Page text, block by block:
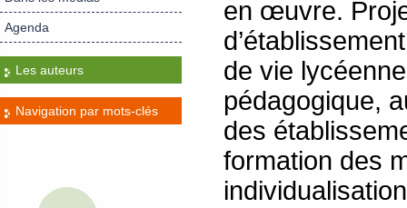
Agenda
Les auteurs
Navigation par mots-clés
en œuvre.
de vie
pédagogique,
des
formation des